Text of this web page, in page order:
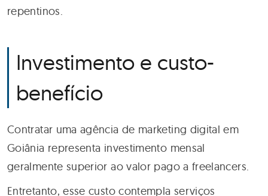
repentinos.
Investimento e custo-
benefício
Contratar uma agência de marketing digital em
Goiânia representa investimento mensal
geralmente superior ao valor pago a freelancers.
Entretanto, esse custo contempla serviços